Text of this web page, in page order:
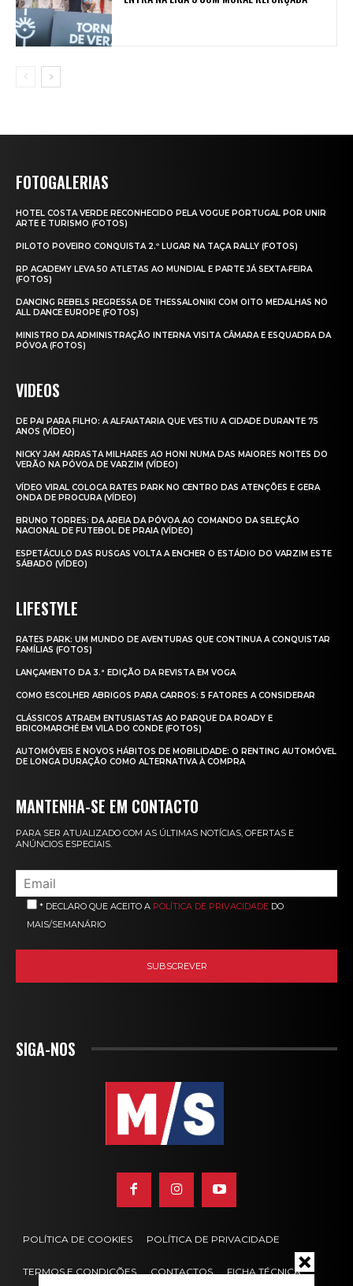
FOTOGALERIAS
HOTEL COSTA VERDE RECONHECIDO PELA VOGUE PORTUGAL POR UNIR
ARTE E TURISMO (FOTOS)
PILOTO POVEIRO CONQUISTA 2.º LUGAR NA TAÇA RALLY (FOTOS)
RP ACADEMY LEVA 50 ATLETAS AO MUNDIAL E PARTE JÁ SEXTA‑FEIRA
(FOTOS)
DANCING REBELS REGRESSA DE THESSALONIKI COM OITO MEDALHAS NO
ALL DANCE EUROPE (FOTOS)
MINISTRO DA ADMINISTRAÇÃO INTERNA VISITA CÂMARA E ESQUADRA DA
PÓVOA (FOTOS)
VIDEOS
DE PAI PARA FILHO: A ALFAIATARIA QUE VESTIU A CIDADE DURANTE 75
ANOS (VÍDEO)
NICKY JAM ARRASTA MILHARES AO HONI NUMA DAS MAIORES NOITES DO
VERÃO NA PÓVOA DE VARZIM (VÍDEO)
VÍDEO VIRAL COLOCA RATES PARK NO CENTRO DAS ATENÇÕES E GERA
ONDA DE PROCURA (VÍDEO)
BRUNO TORRES: DA AREIA DA PÓVOA AO COMANDO DA SELEÇÃO
NACIONAL DE FUTEBOL DE PRAIA (VÍDEO)
ESPETÁCULO DAS RUSGAS VOLTA A ENCHER O ESTÁDIO DO VARZIM ESTE
SÁBADO (VÍDEO)
LIFESTYLE
RATES PARK: UM MUNDO DE AVENTURAS QUE CONTINUA A CONQUISTAR
FAMÍLIAS (FOTOS)
LANÇAMENTO DA 3.ª EDIÇÃO DA REVISTA EM VOGA
COMO ESCOLHER ABRIGOS PARA CARROS: 5 FATORES A CONSIDERAR
CLÁSSICOS ATRAEM ENTUSIASTAS AO PARQUE DA ROADY E
BRICOMARCHÉ EM VILA DO CONDE (FOTOS)
AUTOMÓVEIS E NOVOS HÁBITOS DE MOBILIDADE: O RENTING AUTOMÓVEL
DE LONGA DURAÇÃO COMO ALTERNATIVA À COMPRA
MANTENHA-SE EM CONTACTO
PARA SER ATUALIZADO COM AS ÚLTIMAS NOTÍCIAS, OFERTAS E
ANÚNCIOS ESPECIAIS.
* DECLARO QUE ACEITO A POLÍTICA DE PRIVACIDADE DO
MAIS/SEMANÁRIO
SIGA-NOS
POLÍTICA DE COOKIES POLÍTICA DE PRIVACIDADE
TERMOS E CONDIÇÕES CONTACTOS FICHA TÉCNICA